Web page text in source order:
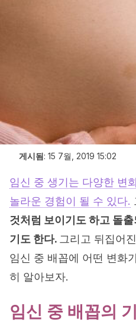
게시됨: 15 7월, 2019 15:02
임신 중 생기는 다양한 변
놀라운 경험이 될 수 있다.
것처럼 보이기도 하고 돌
기도 한다. 그리고 뒤집어
임신 중 배꼽에 어떤 변화
히 알아보자.
임신 중 배꼽의